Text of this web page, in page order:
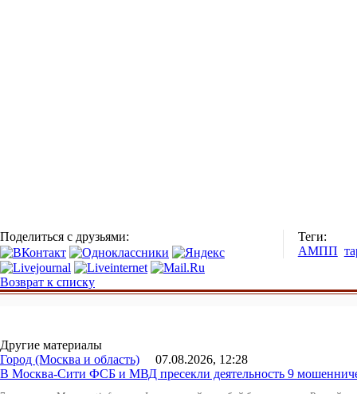
Поделиться с друзьями:
Теги:
АМПП
Возврат к списку
Другие материалы
Город (Москва и область) 07.08.2026, 12:28
В Москва-Сити ФСБ и МВД пресекли деятельность 9